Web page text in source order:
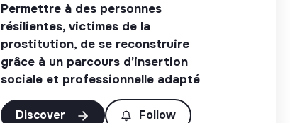
Permettre à des personnes
résilientes, victimes de la
prostitution, de se reconstruire
grâce à un parcours d’insertion
sociale et professionnelle adapté
Discover Follow